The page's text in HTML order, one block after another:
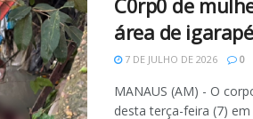
área de
7 DE JULHO DE 2026 0
MANAUS (AM) - O
desta terça-feira (7)